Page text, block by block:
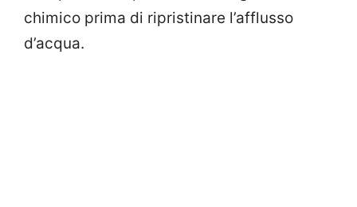
chimico prima di ripristinare l’afflusso
d’acqua.